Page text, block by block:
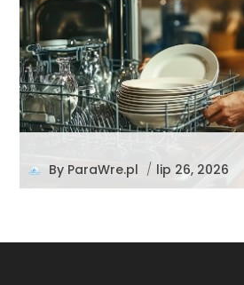
By ParaWre.pl / lip 26, 2026